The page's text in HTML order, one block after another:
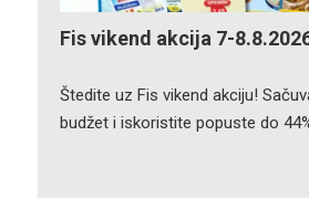
Fis vikend akcija 7-
Štedite uz Fis vikend akciju!
budžet i iskoristite popuste do